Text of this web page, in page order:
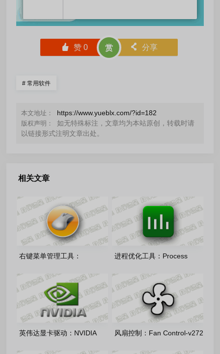
󰄼 赞0 赏 󰄯 分享
# 常用软件
本文地址： https://www.yueblx.com/?id=182
版权声明：
如无特殊标注，文章均为本站原创，转载时请
以链接形式注明文章出处。
相关文章
右键菜单管理工具：
v4.0.0.7 单文件版
进程优化工具：Process
英伟达显卡驱动：NVIDIA
风扇控制：Fan Control-v272